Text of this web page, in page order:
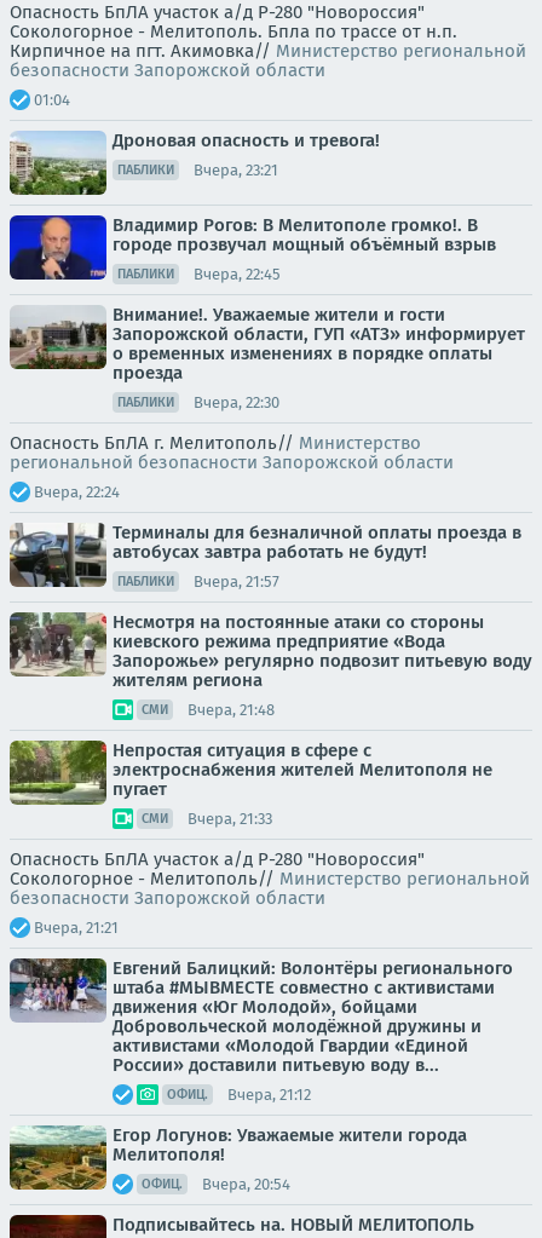
Опасность БпЛА участок а/д Р-280 "Новороссия"
Сокологорное - Мелитополь. Бпла по трассе от н.п.
Кирпичное на пгт. Акимовка// Министерство региональной
безопасности Запорожской области
01:04
Дроновая опасность и тревога!
ПАБЛИКИ Вчера, 23:21
Владимир Рогов: В Мелитополе громко!. В
городе прозвучал мощный объёмный взрыв
ПАБЛИКИ Вчера, 22:45
Внимание!. Уважаемые жители и гости
Запорожской области, ГУП «АТЗ» информирует
о временных изменениях в порядке оплаты
проезда
ПАБЛИКИ Вчера, 22:30
Опасность БпЛА г. Мелитополь// Министерство
региональной безопасности Запорожской области
Вчера, 22:24
Терминалы для безналичной оплаты проезда в
автобусах завтра работать не будут!
ПАБЛИКИ Вчера, 21:57
Несмотря на постоянные атаки со стороны
киевского режима предприятие «Вода
Запорожье» регулярно подвозит питьевую воду
жителям региона
СМИ Вчера, 21:48
Непростая ситуация в сфере с
электроснабжения жителей Мелитополя не
пугает
СМИ Вчера, 21:33
Опасность БпЛА участок а/д Р-280 "Новороссия"
Сокологорное - Мелитополь// Министерство региональной
безопасности Запорожской области
Вчера, 21:21
Евгений Балицкий: Волонтёры регионального
штаба #МЫВМЕСТЕ совместно с активистами
движения «Юг Молодой», бойцами
Добровольческой молодёжной дружины и
активистами «Молодой Гвардии «Единой
России» доставили питьевую воду в...
ОФИЦ. Вчера, 21:12
Егор Логунов: Уважаемые жители города
Мелитополя!
ОФИЦ. Вчера, 20:54
Подписывайтесь на. НОВЫЙ МЕЛИТОПОЛЬ